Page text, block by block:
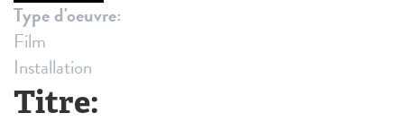
Type d'oeuvre:
Film
Installation
Titre: